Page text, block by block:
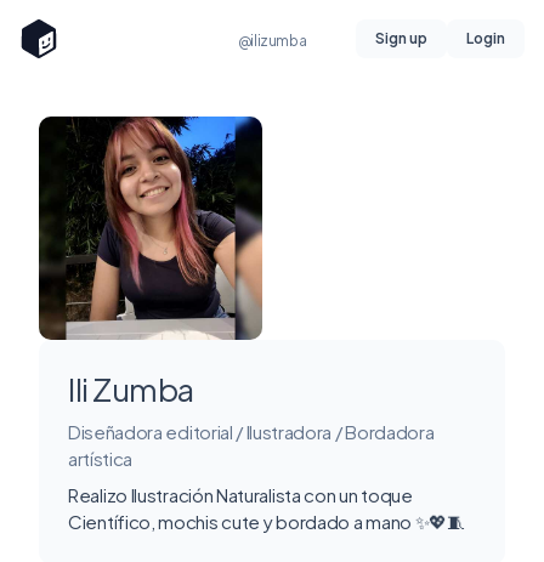
@ilizumba Sign up Login
Ili Zumba
Diseñadora editorial / Ilustradora / Bordadora
artística
Realizo Ilustración Naturalista con un toque
Científico, mochis cute y bordado a mano ✨💖🧵